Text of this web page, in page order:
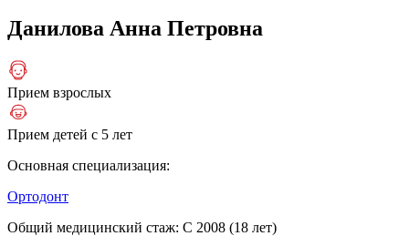
Данилова Анна Петровна
Прием взрослых
Прием детей с 5 лет
Основная специализация:
Ортодонт
Общий медицинский стаж: С 2008 (18 лет)